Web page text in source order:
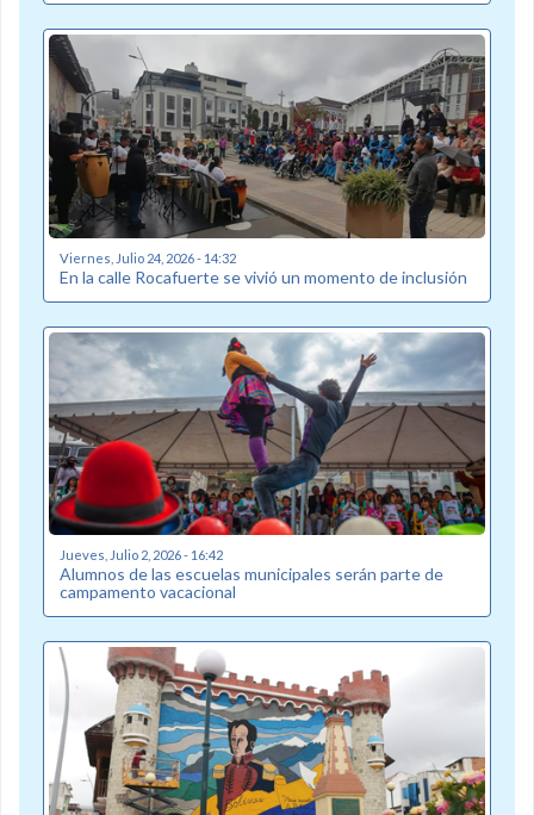
Viernes, Julio 24, 2026 - 14:32
En la calle Rocafuerte se vivió un momento de inclusión
Jueves, Julio 2, 2026 - 16:42
Alumnos de las escuelas municipales serán parte de
campamento vacacional